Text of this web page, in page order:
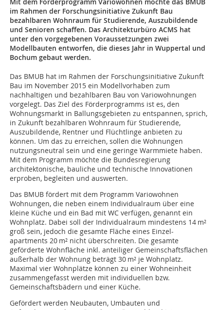
Mit dem Förderprogramm Variowohnen möchte das BMUB
im Rahmen der Forschungsinitiative Zukunft Bau
bezahlbaren Wohnraum für Studierende, Auszubildende
und Senioren schaffen. Das Architekturbüro ACMS hat
unter den vorgegebenen Voraussetzungen zwei
Modellbauten entworfen, die dieses Jahr in Wuppertal und
Bochum gebaut werden.
Das BMUB hat im Rahmen der Forschungsinitiative Zukunft
Bau im November 2015 ein Modellvorhaben zum
nachhaltigen und bezahlbaren Bau von Variowohnungen
vorgelegt. Das Ziel des Förderprogramms ist es, den
Wohnungsmarkt in Ballungsgebieten zu entspannen, sprich,
in Zukunft bezahlbaren Wohnraum für Studierende,
Auszubildende, Rentner und Flüchtlinge anbieten zu
können. Um das zu erreichen, sollen die Wohnungen
nutzungsneutral sein und eine geringe Warmmiete haben.
Mit dem Programm möchte die Bundesregierung
architektonische, bauliche und technische Innovationen
erproben, begleiten und auswerten.
Das BMUB fördert mit dem Programm Variowohnen
Wohnungen, die neben einem Individualraum über eine
kleine Küche und ein Bad mit WC verfügen, genannt ein
Wohnplatz. Dabei soll der Individualraum mindestens 14 m²
groß sein, jedoch die gesamte Fläche eines Einzel-
apartments 20 m² nicht überschreiten. Die gesamte
geförderte Wohnfläche inkl. anteiliger Gemeinschaftsflächen
außerhalb der Wohnung beträgt 30 m² je Wohnplatz.
Maximal vier Wohnplätze können zu einer Wohneinheit
zusammengefasst werden mit individuellen bzw.
Gemeinschaftsbädern und einer Küche.
Gefördert werden Neubauten, Umbauten und